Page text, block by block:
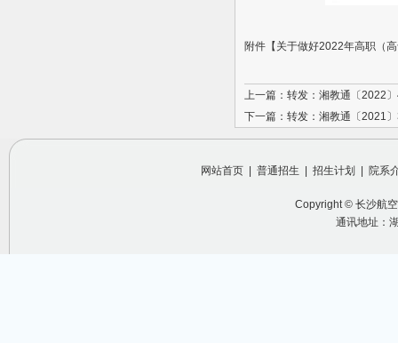
附件【 关于做好2022年高职（
上一篇：转发：湘教通〔2022
下一篇：转发：湘教通〔2021
网站首页 普通招生 招生计划 院系
Copyright © 长沙航
通讯地址：